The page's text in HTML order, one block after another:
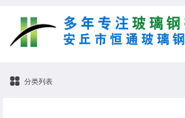
分类列表